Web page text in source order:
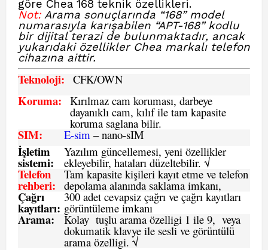
göre Chea 168 teknik özellikleri.
Not: Arama sonuçlarında “168” model
numarasıyla karışabilen “APT-168” kodlu
bir dijital terazi de bulunmaktadır, ancak
yukarıdaki özellikler Chea markalı telefon
cihazına aittir.
Teknoloji: CFK/OWN
Koruma: Kırılmaz cam koruması, darbeye
dayanıklı cam, kılıf ile tam kapasite
koruma saglana bilir.
SIM: E-sim – nano-sIM
İşletim
sistemi:
Yazılım güncellemesi, yeni özellikler
ekleyebilir, hataları düzeltebilir. √
Telefon
rehberi:
Tam kapasite kişileri kayıt etme ve telefon
depolama alanında saklama imkanı,
Çağrı
kayıtları:
300 adet cevapsiz çağrı ve çağrı kayıtları
görüntüleme imkanı
Arama: Kolay tuşlu arama özelligi 1 ile 9, veya
dokumatik klavye ile sesli ve görüntülü
arama özelligi. √